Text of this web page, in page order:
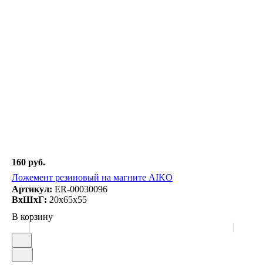
160 руб.
Ложемент резиновый на магните AIKO
Артикул: ER-00030096
ВxШxГ: 20x65x55
В корзину